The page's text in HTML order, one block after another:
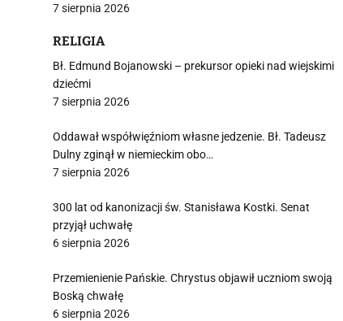
7 sierpnia 2026
RELIGIA
Bł. Edmund Bojanowski – prekursor opieki nad wiejskimi
dziećmi
7 sierpnia 2026
Oddawał współwięźniom własne jedzenie. Bł. Tadeusz
Dulny zginął w niemieckim obo…
7 sierpnia 2026
300 lat od kanonizacji św. Stanisława Kostki. Senat
przyjął uchwałę
6 sierpnia 2026
Przemienienie Pańskie. Chrystus objawił uczniom swoją
Boską chwałę
6 sierpnia 2026